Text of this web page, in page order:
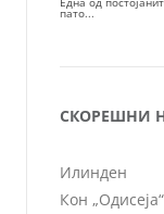
СКОРЕШНИ
Илинден
Кон